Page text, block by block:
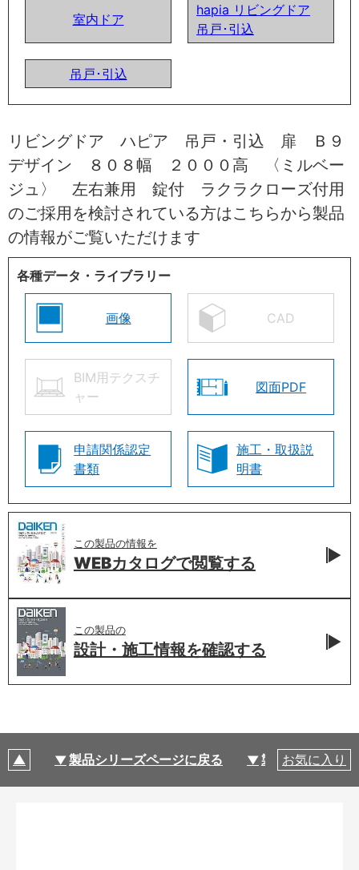
室内ドア
hapia リビングドア
吊戸･引込
吊戸･引込
リビングドア ハピア 吊戸・引込 扉 Ｂ９
デザイン ８０８幅 ２０００高 〈ミルベー
ジュ〉 左右兼用 錠付 ラクラクローズ付用
のご採用を検討されている方はこちらから製品
の情報がご覧いただけます
各種データ・ライブラリー
画像 CAD
BIM用テクスチ
ャー
図面PDF
申請関係認定
書類
施工・取扱説
明書
この製品の情報を
WEBカタログで閲覧する
この製品の
設計・施工情報を確認する
製品シリーズページに戻る 製品仕様
お気に入り